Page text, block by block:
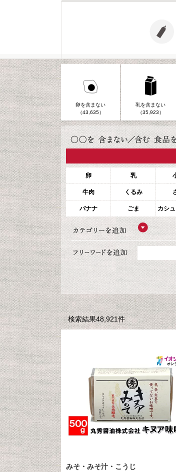
卵を含まない
（43,635）
乳を含まない
（35,923）
卵 乳
牛肉 くるみ
バナナ ごま カシ
検索結果48,921件
みそ・みそ汁・こうじ